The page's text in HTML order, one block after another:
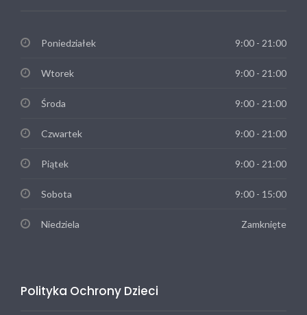
Poniedziałek 9:00 - 21:00
Wtorek 9:00 - 21:00
Środa 9:00 - 21:00
Czwartek 9:00 - 21:00
Piątek 9:00 - 21:00
Sobota 9:00 - 15:00
Niedziela Zamknięte
Polityka Ochrony Dzieci